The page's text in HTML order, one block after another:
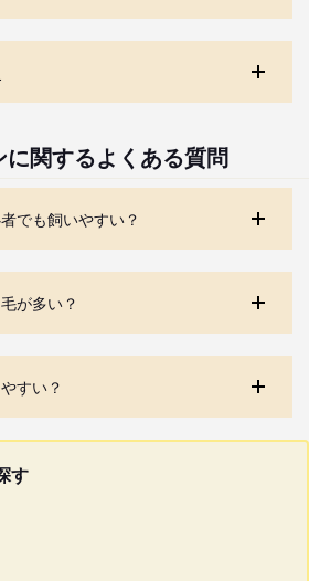
に関するよくある質問
でも飼いやすい？
が多い？
すい？
す